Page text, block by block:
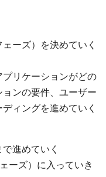
ーズ）を決めていく
リケーションがどの
ンの要件、ユーザー
ィングを進めていく
進めていく
ーズ）に入っていき